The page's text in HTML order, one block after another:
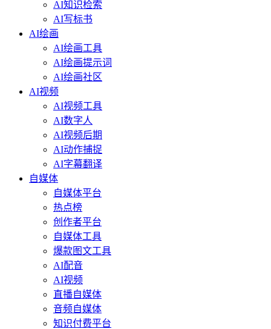
AI知识检索
AI写标书
AI绘画
AI绘画工具
AI绘画提示词
AI绘画社区
AI视频
AI视频工具
AI数字人
AI视频后期
AI动作捕捉
AI字幕翻译
自媒体
自媒体平台
热点榜
创作者平台
自媒体工具
爆款图文工具
AI配音
AI视频
直播自媒体
音频自媒体
知识付费平台